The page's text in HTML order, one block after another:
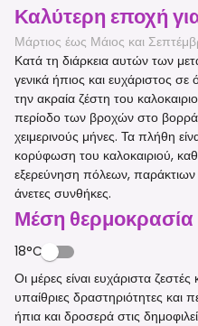
Καλύτερη εποχή
Μάρτιος έως Μάιος και
Κατά τη διάρκεια αυτών των
γενικά ήπιος και ευχάριστος
την ακραία ζέστη του
περίοδο των βροχών στο
χειμερινούς μήνες. Τα πλήθη
κορύφωση του καλοκαιριού,
εξερεύνηση πόλεων,
άνετες συνθήκες.
Μέση θερμοκρασία
18°C
Οι μέρες είναι ευχάριστα ζεστές
υπαίθριες δραστηριότητες και
ήπια και δροσερά στις